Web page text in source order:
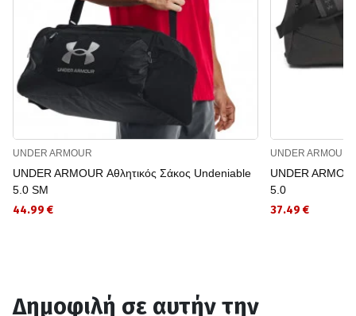
UNDER ARMOUR
UNDER ARMOUR Αθλητικός Σάκος Undeniable
5.0 SM
44.99 €
UNDER ARMOUR
UNDER
5.0
37.49 €
Δημοφιλή σε αυτήν την